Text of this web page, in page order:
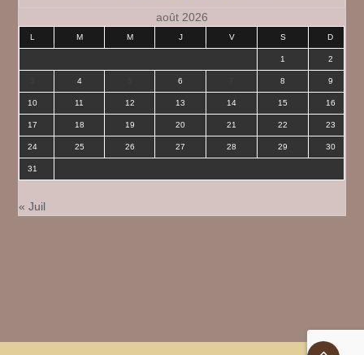
août 2026
L M M J V S D
1 2
4 6 8 9
10 11 12 13 14 15 16
17 18 19 20 21 22 23
24 25 26 27 28 29 30
31
« Juil